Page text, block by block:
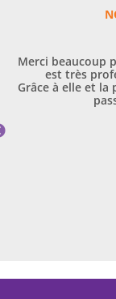
Merci beaucoup
est très
Grâce à elle et